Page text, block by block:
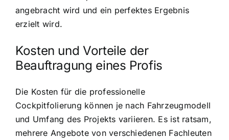
angebracht wird und ein perfektes Ergebnis
erzielt wird.
Kosten und Vorteile der
Beauftragung eines Profis
Die Kosten für die professionelle
Cockpitfolierung können je nach Fahrzeugmodell
und Umfang des Projekts variieren. Es ist ratsam,
mehrere Angebote von verschiedenen Fachleuten